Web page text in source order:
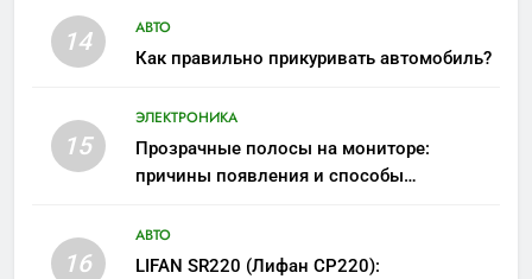
14
АВТО
Как правильно прикуривать автомобиль?
15
ЭЛЕКТРОНИКА
Прозрачные полосы на мониторе:
причины появления и способы
16
АВТО
LIFAN SR220 (Лифан СР220):